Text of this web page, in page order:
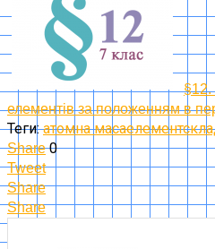
§12.
елементів за положенням в
Теги:атомна масаелемент
Share 0
Tweet
Share
Share